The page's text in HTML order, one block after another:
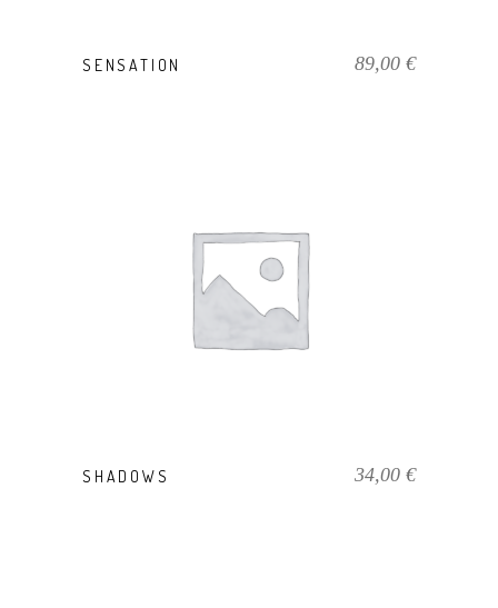
SENSATION 89,00 €
PRODUKT KAUFEN
SHADOWS 34,00 €